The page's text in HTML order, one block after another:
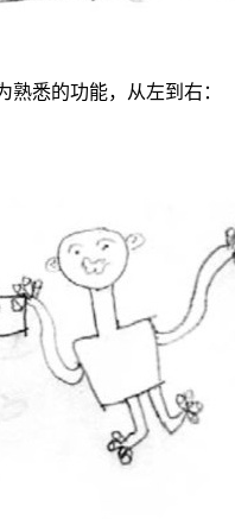
熟悉的功能，从左到右：